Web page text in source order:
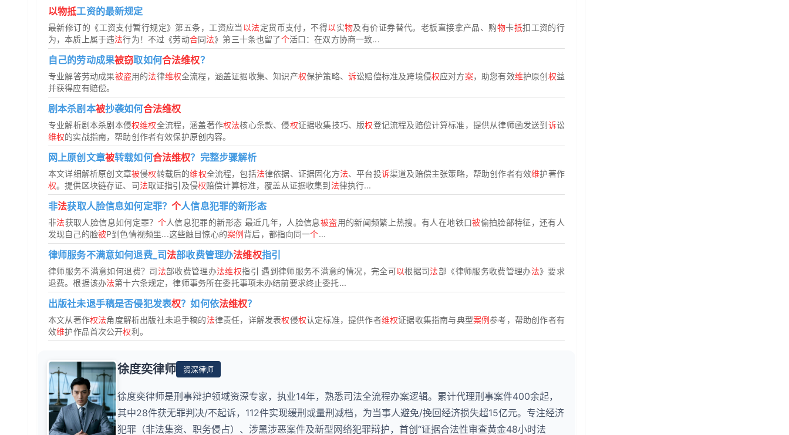
以物抵工资的最新规定
最新修订的《工资支付暂行规定》第五条，工资应当以法定货币支付，不得以 实物及有价证券替代。老板直接拿产品、购物卡抵扣工资的行
为，本质上属于违法行为！不过《劳动合同法》第三十条也留了个活口：在双方协商一致...
自己的劳动成果被窃取如何合法维权？
专业解答劳动成果被盗用的法律维权全流程，涵盖证据收集、知识产权保护策略、 诉讼赔偿标准及跨境侵权应对方案，助您有效维护原创权益
并获得应有赔偿。
剧本杀剧本被抄袭如何合法维权
专业解析剧本杀剧本侵权维权全流程，涵盖著作权法核心条款、侵权证据收集技巧、版权登记流程及赔偿计算标准，提供从律师函发送到诉讼
维权的实战指南，帮助创作者有效保护原创内容。
网上原创文章被转载如何合法维权？完整步骤解析
本文详细解析原创文章被侵权转载后的维权全流程，包括法律依据、证据固化方法、平台投诉渠道及赔偿主张策略，帮助创作者有效维护著作
权。提供区块链存证、司法取证指引及侵权赔偿计算标准，覆盖从证据收集到法律执行...
非法获取人脸信息如何定罪？个人信息犯罪的新形态
非法获取人脸信息如何定罪？ 个人信息犯罪的新形态 最近几年，人脸信息被盗用的新闻频繁上热搜。有人在地铁口被偷拍脸部特征，还有人
发现自己的脸被P到色情视频里...这些触目惊心的案例背后，都指向同一个...
律师服务不满意如何退费_司法部收费管理办法维权指引
律师服务不满意如何退费？司法部收费管理办法维权指引 遇到律师服务不满意的情况，完全可以根据司法部《律师服务收费管理办法》要求
退费。根据该办法第十六条规定，律师事务所在委托事项未办结前要求终止委托...
出版社未退手稿是否侵犯发表权？如何依法维权？
本文从著作权法角度解析出版社未退手稿的法律责任，详解发表权侵权认定标准，提供作者维权证据收集指南与典型案例参考，帮助创作者有
效维护作品首次公开权利。
徐度奕律师 资深律师
徐度奕律师是刑事辩护领域资深专家，执业14年，熟悉司法全流程办案逻辑。累计代理刑事案件400余起，
其中28件获无罪判决/不起诉，112件实现缓刑或量刑减档，为当事人避免/挽回经济损失超15亿元。专注经济
犯罪（非法集资、职务侵占）、涉黑涉恶案件及新型网络犯罪辩护，首创“证据合法性审查黄金48小时法